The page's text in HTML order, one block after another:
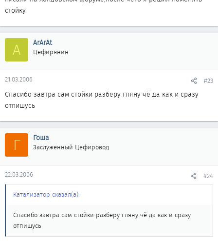
стойку.
A ArArAt
Цефирянин
21.03.2006 #23
Спасибо завтра сам стойки разберу гляну чё да как и сразу
отпишусь
Г Гоша
Заслуженный Цефировод
22.03.2006 #24
Катализатор сказал(а):
Спасибо завтра сам стойки разберу гляну чё да как и сразу
отпишусь